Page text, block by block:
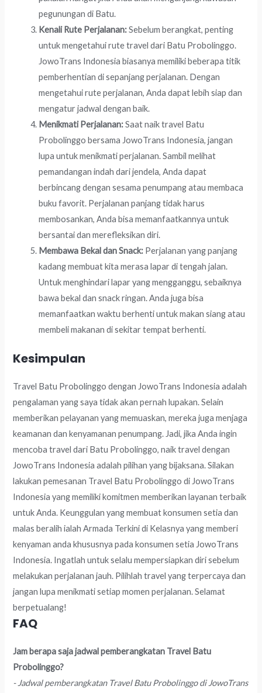
pegunungan di Batu.
Kenali Rute Perjalanan:Sebelum berangkat, penting
untuk mengetahui rute travel dari Batu Probolinggo.
JowoTrans Indonesia biasanya memiliki beberapa titik
pemberhentian di sepanjang perjalanan. Dengan
mengetahui rute perjalanan, Anda dapat lebih siap dan
mengatur jadwal dengan baik.
Menikmati Perjalanan:Saat naik travel Batu
Probolinggo bersama JowoTrans Indonesia, jangan
lupa untuk menikmati perjalanan. Sambil melihat
pemandangan indah dari jendela, Anda dapat
berbincang dengan sesama penumpang atau membaca
buku favorit. Perjalanan panjang tidak harus
membosankan, Anda bisa memanfaatkannya untuk
bersantai dan merefleksikan diri.
Membawa Bekal dan Snack: Perjalanan yang panjang
kadang membuat kita merasa lapar di tengah jalan.
Untuk menghindari lapar yang mengganggu, sebaiknya
bawa bekal dan snack ringan. Anda juga bisa
memanfaatkan waktu berhenti untuk makan siang atau
membeli makanan di sekitar tempat berhenti.
Kesimpulan
Travel Batu Probolinggo dengan JowoTrans Indonesia adalah
pengalaman yang saya tidak akan pernah lupakan. Selain
memberikan pelayanan yang memuaskan, mereka juga menjaga
keamanan dan kenyamanan penumpang. Jadi, jika Anda ingin
mencoba travel dari Batu Probolinggo, naik travel dengan
JowoTrans Indonesia adalah pilihan yang bijaksana. Silakan
lakukan pemesanan Travel Batu Probolinggo di JowoTrans
Indonesia yang memiliki komitmen memberikan layanan terbaik
untuk Anda. Keunggulan yang membuat konsumen setia dan
malas beralih ialah Armada Terkini di Kelasnya yang memberi
kenyaman anda khususnya pada konsumen setia JowoTrans
Indonesia. Ingatlah untuk selalu mempersiapkan diri sebelum
melakukan perjalanan jauh. Pilihlah travel yang terpercaya dan
jangan lupa menikmati setiap momen perjalanan. Selamat
berpetualang!
FAQ
Jam berapa saja jadwal pemberangkatan Travel Batu
Probolinggo?
- Jadwal pemberangkatan Travel Batu Probolinggo di JowoTrans